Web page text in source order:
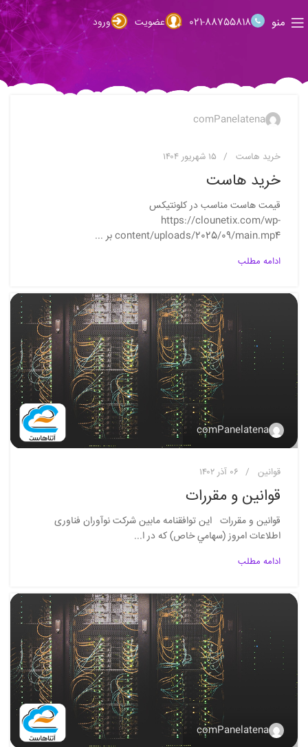
منو 021-88755818 عضویت ورود
comPanelatena
خرید هاست ۱۵ شهریور ۱۴۰۴
خرید هاست
قیمت هاست مناسب در کلونتیکس
https://clounetix.com/wp-
content/uploads/2025/09/main.mp4 بر ...
ادامه مطلب
comPanelatena
قوانین ۰۶ آذر ۱۴۰۲
قوانین و مقررات
قوانین و مقررات اين توافقنامه مابين شركت نوآوران فناوری
اطلاعات امروز (سهامي خاص) كه در ا...
ادامه مطلب
comPanelatena